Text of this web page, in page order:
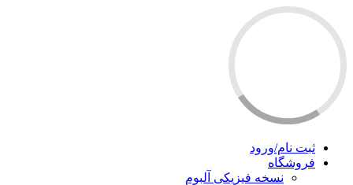
ثبت نام/ورود
فروشگاه
نسخه فیزیکی آلبوم